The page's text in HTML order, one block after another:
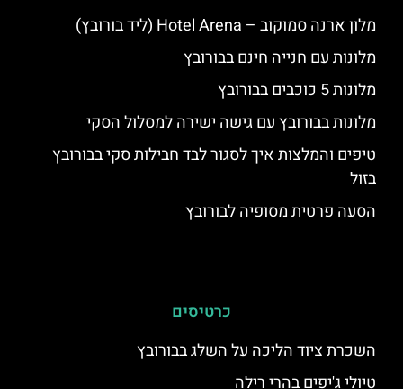
מלון ארנה סמוקוב – Hotel Arena (ליד בורובץ)
מלונות עם חנייה חינם בבורובץ
מלונות 5 כוכבים בבורובץ
מלונות בבורובץ עם גישה ישירה למסלול הסקי
טיפים והמלצות איך לסגור לבד חבילות סקי בבורובץ
בזול
הסעה פרטית מסופיה לבורובץ
כרטיסים
השכרת ציוד הליכה על השלג בבורובץ
טיולי ג'יפים בהרי רילה